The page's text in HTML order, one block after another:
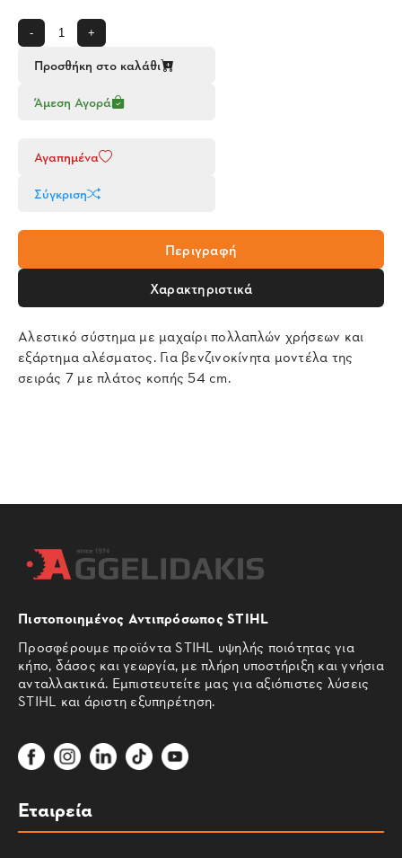
- +
Προσθήκη στο καλάθι
Άμεση Αγορά
Αγαπημένα
Σύγκριση
Περιγραφή
Χαρακτηριστικά
Αλεστικό σύστημα με μαχαίρι πολλαπλών χρήσεων και
εξάρτημα αλέσματος. Για βενζινοκίνητα μοντέλα της
σειράς 7 με πλάτος κοπής 54 cm.
Πιστοποιημένος Αντιπρόσωπος STIHL
Προσφέρουμε προϊόντα STIHL υψηλής ποιότητας για
κήπο, δάσος και γεωργία, με πλήρη υποστήριξη και γνήσια
ανταλλακτικά. Εμπιστευτείτε μας για αξιόπιστες λύσεις
STIHL και άριστη εξυπηρέτηση.
Εταιρεία